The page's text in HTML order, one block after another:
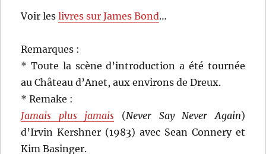
Voir leslivres sur James Bond…
Remarques :
* Toute la scène d’introduction a été tournée
au Château d’Anet, aux environs de Dreux.
* Remake :
Jamais plus jamais (Never Say Never Again)
d’Irvin Kershner (1983) avec Sean Connery et
Kim Basinger.